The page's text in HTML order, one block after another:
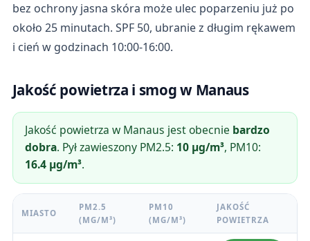
bez ochrony jasna skóra może ulec poparzeniu już po
około 25 minutach. SPF 50, ubranie z długim rękawem
i cień w godzinach 10:00-16:00.
Jakość powietrza i smog w Manaus
Jakość powietrza w Manaus jest obecnie bardzo
dobra. Pył zawieszony PM2.5: 10 µg/m³, PM10:
16.4 µg/m³.
MIASTO
PM2.5
(ΜG/M³)
PM10
(ΜG/M³)
JAKOŚĆ
POWIETRZA